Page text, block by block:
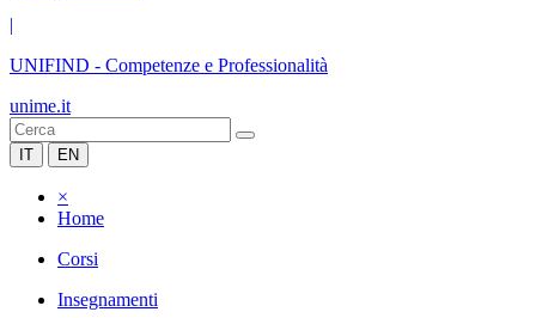
|
UNIFIND - Competenze e Professionalità
unime.it
IT EN
×
Home
Corsi
Insegnamenti